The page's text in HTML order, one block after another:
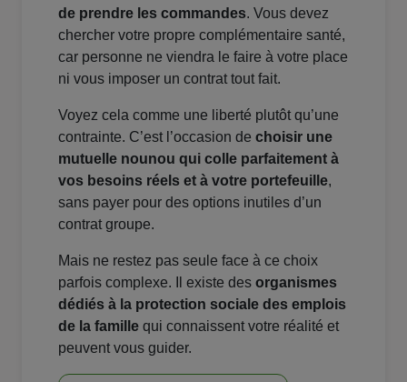
de prendre les commandes. Vous devez
chercher votre propre complémentaire santé,
car personne ne viendra le faire à votre place
ni vous imposer un contrat tout fait.
Voyez cela comme une liberté plutôt qu’une
contrainte. C’est l’occasion de choisir une
mutuelle nounou qui colle parfaitement à
vos besoins réels et à votre portefeuille,
sans payer pour des options inutiles d’un
contrat groupe.
Mais ne restez pas seule face à ce choix
parfois complexe. Il existe des organismes
dédiés à la protection sociale des emplois
de la famille qui connaissent votre réalité et
peuvent vous guider.